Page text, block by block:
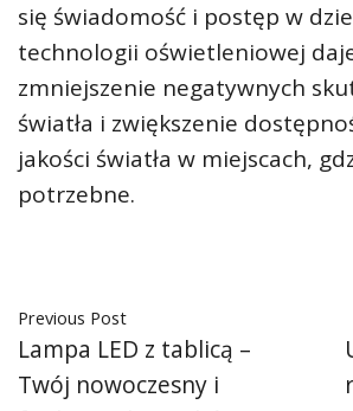
się świadomość i postęp w
technologii oświetleniowej
zmniejszenie negatywnych
światła i zwiększenie
jakości światła w miejscach,
potrzebne.
Previous Post
Lampa LED z tablicą –
Twój nowoczesny i